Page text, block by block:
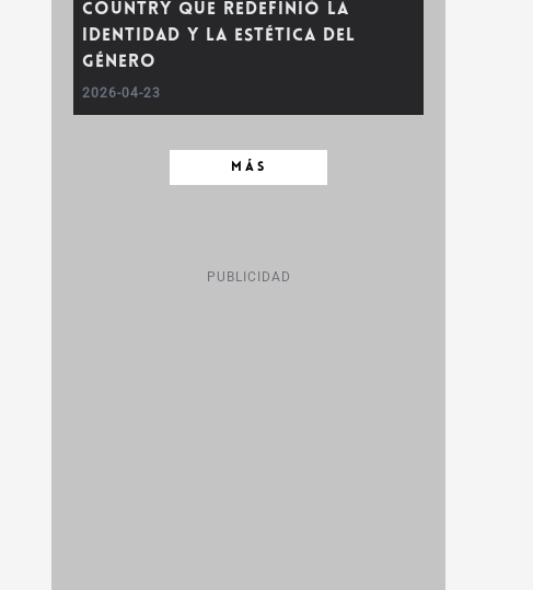
country que redefinió la
identidad y la estética del
género
2026-04-23
MÁS
PUBLICIDAD